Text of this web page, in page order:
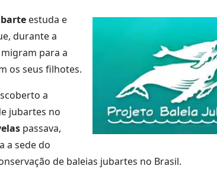
estuda e
durante a
para a
os seus filhotes.
a
jubartes no
passava,
a sede do
de baleias jubartes no Brasil.